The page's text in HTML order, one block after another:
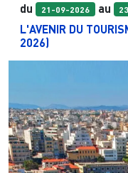
du 21-09-2026 au
L'AVENIR DU
2026)